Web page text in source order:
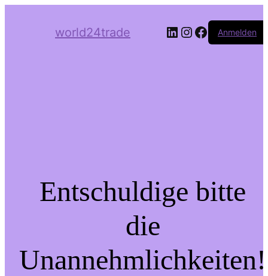
world24trade LinkedIn
Instagram
Facebook
Anmelden
Entschuldige bitte
die
Unannehmlichkeiten!